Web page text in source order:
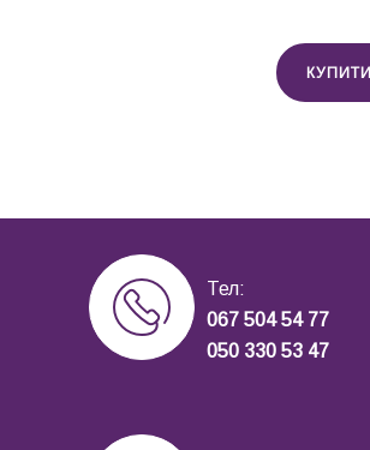
КУПИТИ
Тел:
067 504 54 77
050 330 53 47